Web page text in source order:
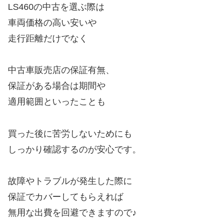
LS460の中古を選ぶ際は
車両価格の高い安いや
走行距離だけでなく
中古車販売店の保証有無、
保証がある場合は期間や
適用範囲といったことも
買った後に苦労しないためにも
しっかり確認するのが安心です。
故障やトラブルが発生した際に
保証でカバーしてもらえれば
無用な出費を回避できますので♪